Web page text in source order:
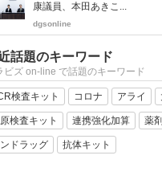
康議員、本田あきこ...
dgsonline
話題のキーワード
ビズ on-line で話題のキーワード
検査キット コロナ アライ
検査キット 連携強化加算 薬
ドラッグ 抗体キット